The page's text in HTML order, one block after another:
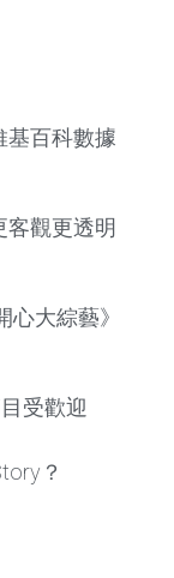
基百科數據
客觀更透明
心大綜藝》
受歡迎
？